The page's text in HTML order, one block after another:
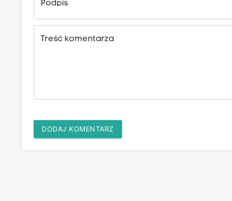
Podpis
Treść komentarza
DODAJ KOMENTARZ